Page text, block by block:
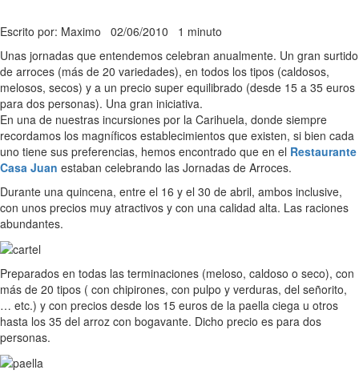
Escrito por: Maximo 02/06/2010 1 minuto
Unas jornadas que entendemos celebran anualmente. Un gran surtido
de arroces (más de 20 variedades), en todos los tipos (caldosos,
melosos, secos) y a un precio super equilibrado (desde 15 a 35 euros
para dos personas). Una gran iniciativa.
En una de nuestras incursiones por la Carihuela, donde siempre
recordamos los magníficos establecimientos que existen, si bien cada
uno tiene sus preferencias, hemos encontrado que en el Restaurante
Casa Juan estaban celebrando las Jornadas de Arroces.
Durante una quincena, entre el 16 y el 30 de abril, ambos inclusive,
con unos precios muy atractivos y con una calidad alta. Las raciones
abundantes.
Preparados en todas las terminaciones (meloso, caldoso o seco), con
más de 20 tipos ( con chipirones, con pulpo y verduras, del señorito,
… etc.) y con precios desde los 15 euros de la paella ciega u otros
hasta los 35 del arroz con bogavante. Dicho precio es para dos
personas.